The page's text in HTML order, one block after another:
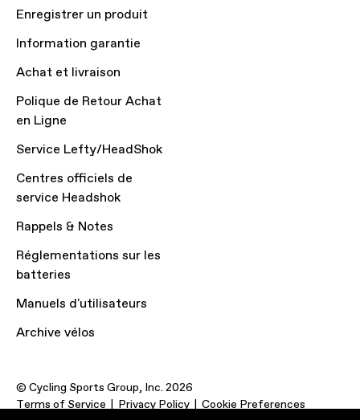
Enregistrer un produit
Information garantie
Achat et livraison
Polique de Retour Achat
en Ligne
Service Lefty/HeadShok
Centres officiels de
service Headshok
Rappels & Notes
Réglementations sur les
batteries
Manuels d'utilisateurs
Archive vélos
© Cycling Sports Group, Inc. 2026
Terms of Service
Privacy Policy Cookie Preferences